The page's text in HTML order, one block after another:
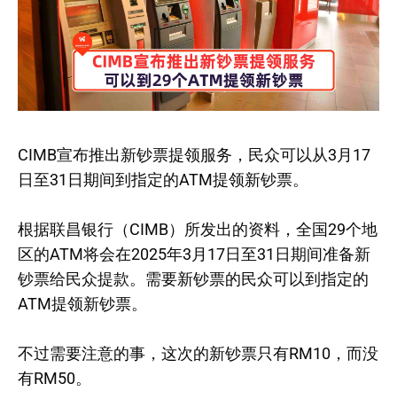
CIMB宣布推出新钞票提领服务，民众可以从3月17
日至31日期间到指定的ATM提领新钞票。
根据联昌银行（CIMB）所发出的资料，全国29个地
区的ATM将会在2025年3月17日至31日期间准备新
钞票给民众提款。需要新钞票的民众可以到指定的
ATM提领新钞票。
不过需要注意的事，这次的新钞票只有RM10，而没
有RM50。